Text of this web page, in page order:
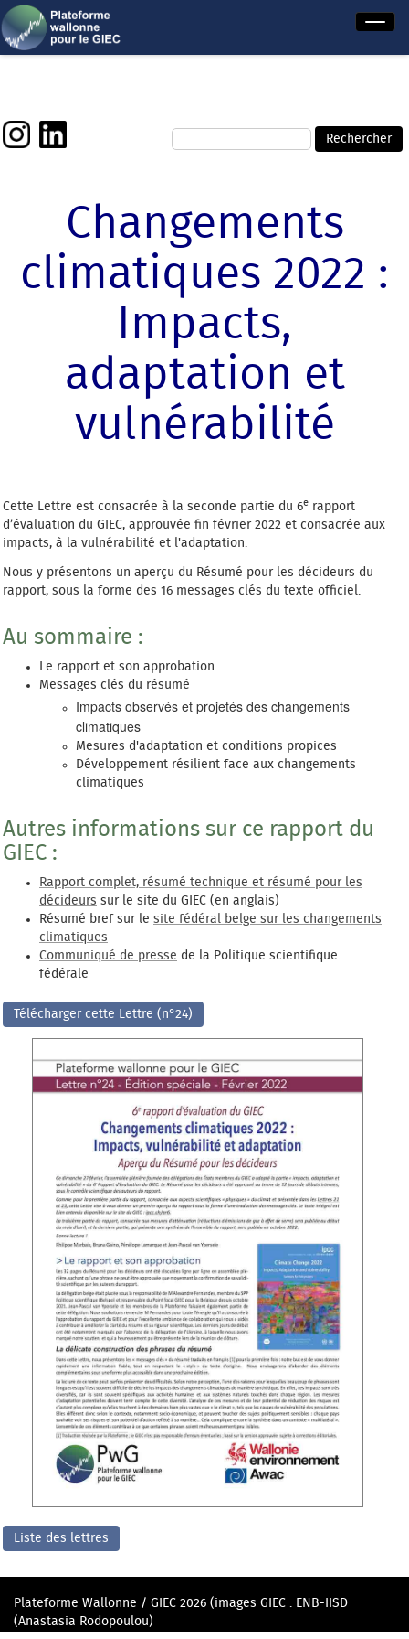
Changements
climatiques 2022 :
Impacts,
adaptation et
vulnérabilité
Cette Lettre est consacrée à la seconde partie du 6e rapport
d’évaluation du GIEC, approuvée fin février 2022 et consacrée aux
impacts, à la vulnérabilité et l'adaptation.
Nous y présentons un aperçu du Résumé pour les décideurs du
rapport, sous la forme des 16 messages clés du texte officiel.
Au sommaire :
Le rapport et son approbation
Messages clés du résumé
Impacts observés et projetés des changements
climatiques
Mesures d'adaptation et conditions propices
Développement résilient face aux changements
climatiques
Autres informations sur ce rapport du
GIEC :
Rapport complet, résumé technique et résumé pour les
décideurs sur le site du GIEC (en anglais)
Résumé bref sur le site fédéral belge sur les changements
climatiques
Communiqué de presse de la Politique scientifique
fédérale
Télécharger cette Lettre (n°24)
Liste des lettres
Plateforme Wallonne / GIEC 2026 (images GIEC : ENB-IISD
(Anastasia Rodopoulou)